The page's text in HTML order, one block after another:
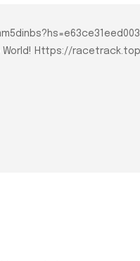
World! Https://